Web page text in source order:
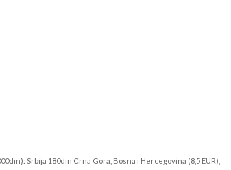
Srbija 180din Crna Gora, Bosna i Hercegovina (8,5 EUR),